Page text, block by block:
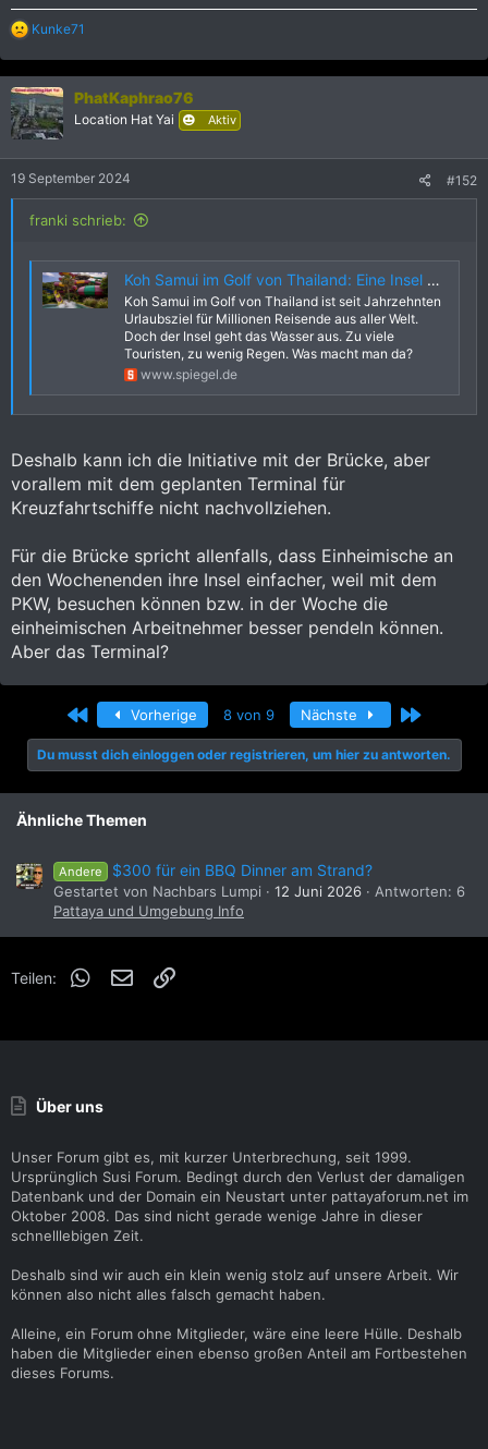
R
a
k
t
i
o
n
:
Kunke71
PhatKaphrao76
Location Hat Yai Aktiv
19 September 2024 #152
franki schrieb:
Koh Samui im Golf von Thailand: Eine Insel am Limit
Koh Samui im Golf von Thailand ist seit Jahrzehnten
Urlaubsziel für Millionen Reisende aus aller Welt.
Doch der Insel geht das Wasser aus. Zu viele
Touristen, zu wenig Regen. Was macht man da?
www.spiegel.de
Deshalb kann ich die Initiative mit der Brücke, aber
vorallem mit dem geplanten Terminal für
Kreuzfahrtschiffe nicht nachvollziehen.
Für die Brücke spricht allenfalls, dass Einheimische an
den Wochenenden ihre Insel einfacher, weil mit dem
PKW, besuchen können bzw. in der Woche die
einheimischen Arbeitnehmer besser pendeln können.
Aber das Terminal?
Erste Vorherige 8 von 9 Nächste Letzte
Du musst dich einloggen oder registrieren, um hier zu antworten.
Ähnliche Themen
Andere $300 für ein BBQ Dinner am Strand?
Gestartet von Nachbars Lumpi 12 Juni 2026
Antworten: 6
Pattaya und Umgebung Info
Teilen: WhatsApp
E-Mail
Über uns
Unser Forum gibt es, mit kurzer Unterbrechung, seit 1999.
Ursprünglich Susi Forum. Bedingt durch den Verlust der damaligen
Datenbank und der Domain ein Neustart unter pattayaforum.net im
Oktober 2008. Das sind nicht gerade wenige Jahre in dieser
schnelllebigen Zeit.
Deshalb sind wir auch ein klein wenig stolz auf unsere Arbeit. Wir
können also nicht alles falsch gemacht haben.
Alleine, ein Forum ohne Mitglieder, wäre eine leere Hülle. Deshalb
haben die Mitglieder einen ebenso großen Anteil am Fortbestehen
dieses Forums.